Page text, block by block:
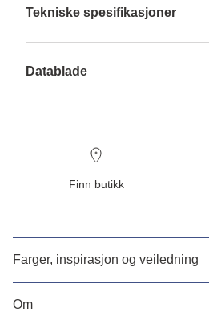
Tekniske spesifikasjoner
Datablade
Finn butikk
Farger, inspirasjon og veiledning
Om